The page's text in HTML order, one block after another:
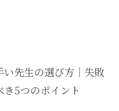
先生の選び方｜失敗
5つのポイント